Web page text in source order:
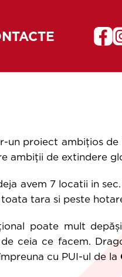
GARNITURISOSURI
un proiect ambițios de
ambiții de extindere
avem 7 locatii in
tara si peste
poate mult
ceia ce facem.
cu PUI-ul de la